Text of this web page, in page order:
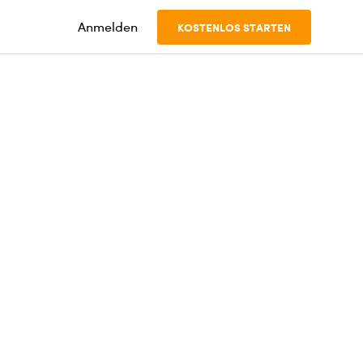
Anmelden KOSTENLOS STARTEN